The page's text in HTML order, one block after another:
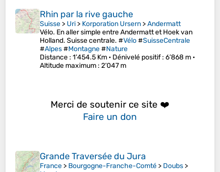
Rhin par la rive gauche
Suisse > Uri > Korporation Ursern >Andermatt
Vélo. En aller simple entre Andermatt et Hoek van
Holland. Suisse centrale. #Vélo#SuisseCentrale
#Alpes#Montagne#Nature
Distance : 1’454.5 Km • Dénivelé positif: 6’868 m •
Altitude maximum : 2’047 m
Merci de soutenir ce site ❤️
Faire un don
Grande Traversée du Jura
France > Bourgogne-Franche-Comté > Doubs >